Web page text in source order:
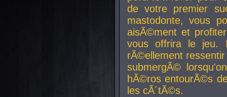
de votre premier
mastodonte, vous
aisÃ©ment et
vous offrira le jeu.
rÃ©ellement
submergÃ©
hÃ©ros entourÃ©s
les cÃ´tÃ©s.